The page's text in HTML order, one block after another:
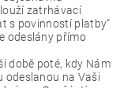
zatrhávací
s povinností platby“
odeslány přímo
době poté, kdy Nám
odeslanou na Vaši